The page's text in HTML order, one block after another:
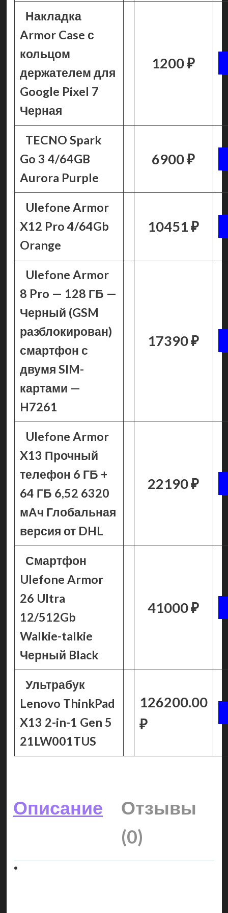
Накладка
Armor Case с
кольцом
держателем для
Google Pixel 7
Черная
1200 ₽
TECNO Spark
Go 3 4/64GB
Aurora Purple
6900 ₽
Ulefone Armor
X12 Pro 4/64Gb
Orange
10451 ₽
Ulefone Armor
8 Pro — 128 ГБ —
Черный (GSM
разблокирован)
смартфон с
двумя SIM-
картами —
H7261
17390 ₽
Ulefone Armor
X13 Прочный
телефон 6 ГБ +
64 ГБ 6,52 6320
мАч Глобальная
версия от DHL
22190 ₽
Смартфон
Ulefone Armor
26 Ultra
12/512Gb
Walkie-talkie
Черный Black
41000 ₽
Ультрабук
Lenovo ThinkPad
X13 2-in-1 Gen 5
21LW001TUS
126200.00
₽
Описание
Отзывы
(0)